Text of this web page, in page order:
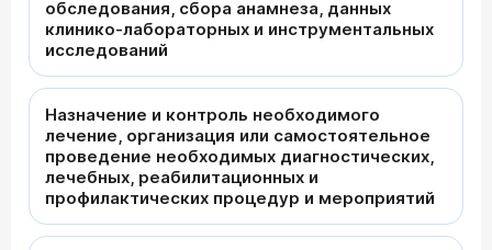
обследования, сбора анамнеза, данных
клинико-лабораторных и инструментальных
исследований
Назначение и контроль необходимого
лечение, организация или самостоятельное
проведение необходимых диагностических,
лечебных, реабилитационных и
профилактических процедур и мероприятий